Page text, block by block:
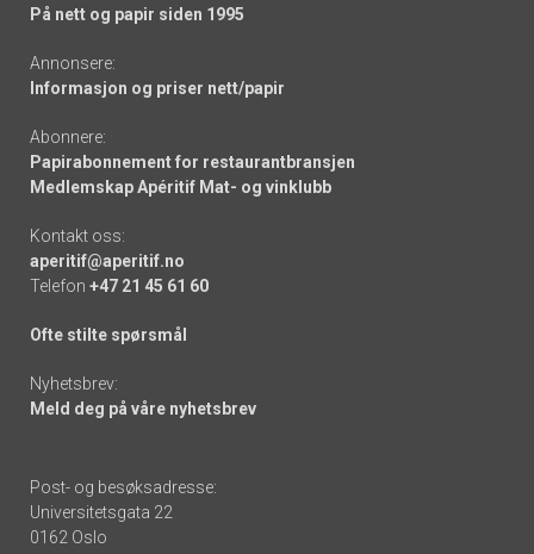
På nett og papir siden 1995
Annonsere:
Informasjon og priser nett/papir
Abonnere:
Papirabonnement for restaurantbransjen
Medlemskap Apéritif Mat- og vinklubb
Kontakt oss:
aperitif@aperitif.no
Telefon +47 21 45 61 60
Ofte stilte spørsmål
Nyhetsbrev:
Meld deg på våre nyhetsbrev
Post- og besøksadresse:
Universitetsgata 22
0162 Oslo